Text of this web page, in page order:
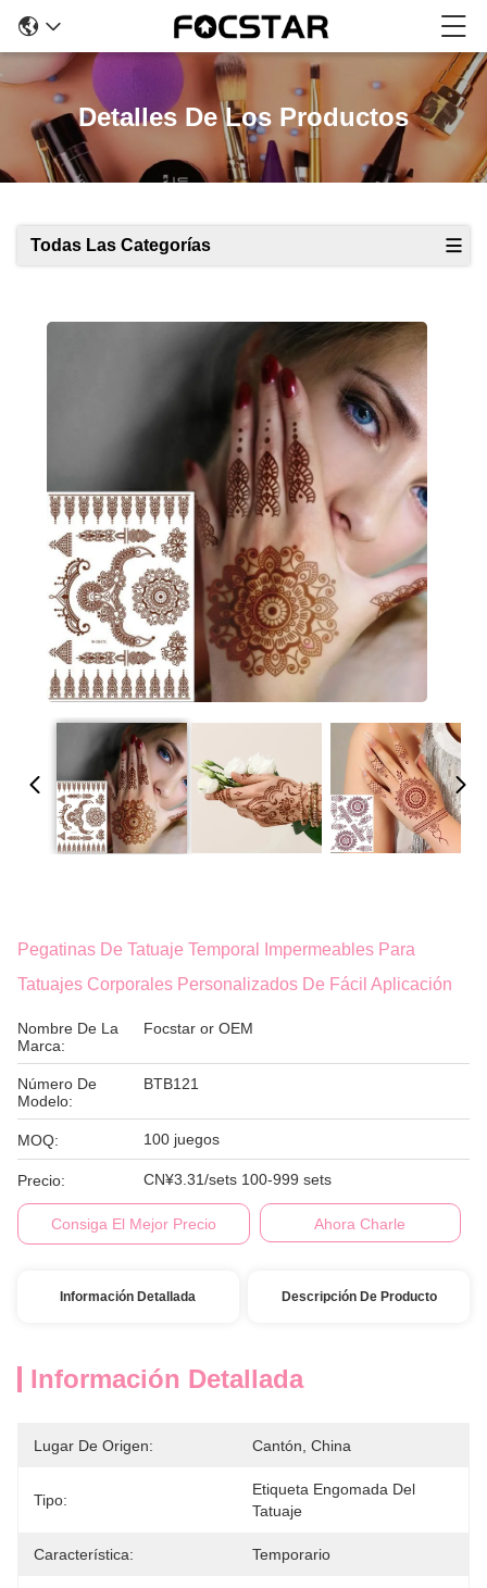
Detalles De Los Productos
Todas Las Categorías
Pegatinas De Tatuaje Temporal Impermeables Para
Tatuajes Corporales Personalizados De Fácil Aplicación
Nombre De La
Marca:
Focstar or OEM
Número De
Modelo:
BTB121
MOQ: 100 juegos
Precio: CN¥3.31/sets 100-999 sets
Consiga El Mejor Precio Ahora Charle
Información Detallada Descripción De Producto
Información Detallada
Lugar De Origen: Cantón, China
Tipo:
Etiqueta Engomada Del
Tatuaje
Característica: Temporario